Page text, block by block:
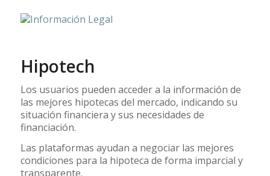
Hipotech
Los usuarios pueden acceder a la información de
las mejores hipotecas del mercado, indicando su
situación financiera y sus necesidades de
financiación.
Las plataformas ayudan a negociar las mejores
condiciones para la hipoteca de forma imparcial y
transparente.